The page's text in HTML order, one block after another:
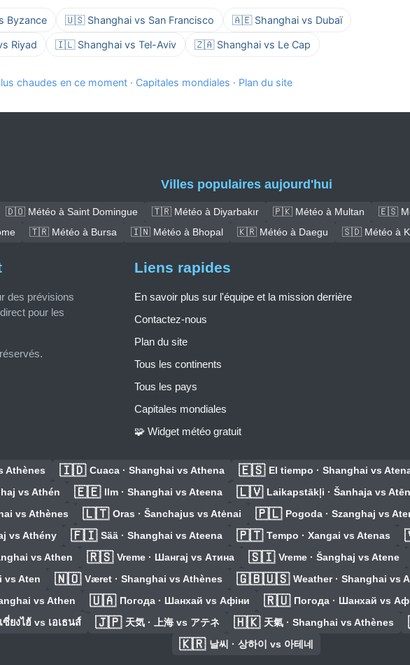
Byzance 🇺🇸 Shanghai vs San Francisco 🇦🇪 Shanghai vs Dubaï
Riyad 🇮🇱 Shanghai vs Tel-Aviv 🇿🇦 Shanghai vs Le Cap
chaudes en ce moment · Capitales mondiales · Plan du site
Villes populaires aujourd'hui
🇩🇴 Météo à Saint Domingue 🇹🇷 Météo à Diyarbakır 🇵🇰 Météo à Multan 🇪🇸
🇹🇷 Météo à Bursa 🇮🇳 Météo à Bhopal 🇰🇷 Météo à Daegu 🇸🇩 Météo à
des prévisions
pour les
Liens rapides
En savoir plus sur l'équipe et la mission derrière
Contactez-nous
Plan du site
Tous les continents
Tous les pays
Capitales mondiales
🧩 Widget météo gratuit
Athènes 🇮🇩 Cuaca · Shanghai vs Athena 🇪🇸 El tiempo · Shanghai vs
vs Athén 🇪🇪 Ilm · Shanghai vs Ateena 🇱🇻 Laikapstākļi · Šanhaja vs
vs Athènes 🇱🇹 Oras · Šanchajus vs Atėnai 🇵🇱 Pogoda · Szanghaj vs
vs Athény 🇫🇮 Sää · Shanghai vs Ateena 🇵🇹 Tempo · Xangai vs Atenas
vs Athen 🇷🇸 Vreme · Шангај vs Атина 🇸🇮 Vreme · Šanghaj vs Atene
vs Aten 🇳🇴 Været · Shanghai vs Athènes 🇬🇧🇺🇸 Weather · Shanghai vs
vs Athen 🇺🇦 Погода · Шанхай vs Афіни 🇷🇺 Погода · Шанхай vs
ซี่ยงไฮ้ vs เอเธนส์ 🇯🇵 天気 · 上海 vs アテネ 🇭🇰 天氣 · Shanghai vs Athènes
🇰🇷 날씨 · 상하이 vs 아테네